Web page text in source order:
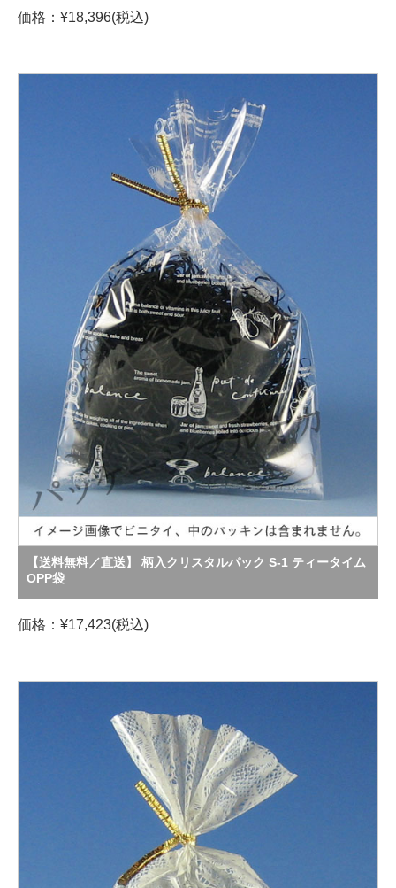
価格：¥18,396(税込)
【送料無料／直送】 柄入クリスタルパック S-1 ティータイム
OPP袋
価格：¥17,423(税込)